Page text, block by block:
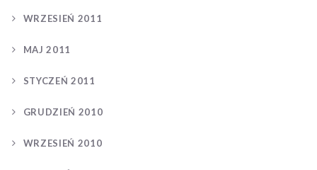
WRZESIEŃ 2011
MAJ 2011
STYCZEŃ 2011
GRUDZIEŃ 2010
WRZESIEŃ 2010